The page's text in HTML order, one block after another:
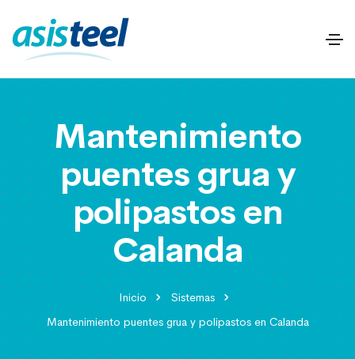
Mantenimiento
puentes grua y
polipastos en
Calanda
Inicio
Sistemas
Mantenimiento puentes grua y polipastos en Calanda